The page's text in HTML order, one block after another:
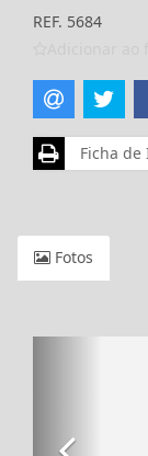
REF. 5684
Ficha de
Fotos